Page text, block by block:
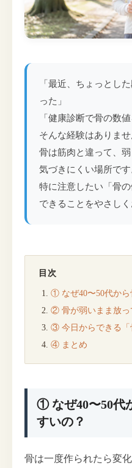
「最近、ちょっとし
った」
「健康診断で骨の数
そんな経験はありませ
骨は筋肉と違って、
気づきにくい場所で
特に注意したい「骨
できることをやさしく
目次
① なぜ40〜50代から
② 骨が弱いまま放っ
③ 今日からできる「
④ まとめ
① なぜ40〜50代
すいの？
骨は一度作られたら変